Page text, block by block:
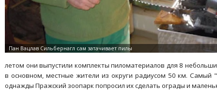
летом они выпустили комплекты пиломатериалов для 8
в основном, местные жители из округи радиусом 50 км. Самый
однажды Пражский зоопарк попросил их сделать ограды и